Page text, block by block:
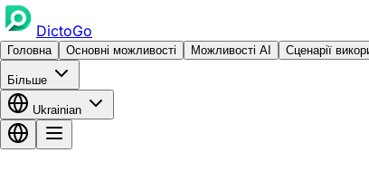
DictoGo
Головна Основні можливості Можливості AI Сценарії
Більше
Ukrainian